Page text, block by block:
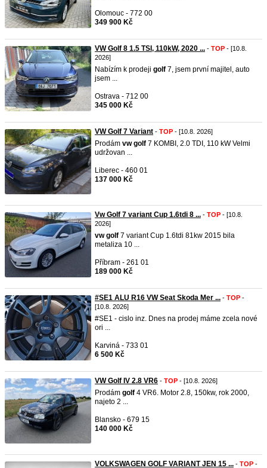
Olomouc - 772 00
349 900 Kč
VW Golf 8 1.5 TSI, 110kW, 2020 ... - TOP - [10.8.
2026]
Nabízím k prodeji golf 7, jsem první majitel, auto
jsem ...
Ostrava - 712 00
345 000 Kč
VW Golf 7 Variant - TOP - [10.8. 2026]
Prodám vw golf 7 KOMBI, 2.0 TDI, 110 kW Velmi
udržovan ...
Liberec - 460 01
137 000 Kč
Vw Golf 7 variant Cup 1.6tdi 8 ... - TOP - [10.8.
2026]
vw golf 7 variant Cup 1.6tdi 81kw 2015 bila
metaliza 10 ...
Příbram - 261 01
189 000 Kč
#SE1 ALU R16 VW Seat Skoda Mer ... - TOP -
[10.8. 2026]
#SE1 - cislo inz. Dnes na prodej máme zcela nové
ori ...
Karviná - 733 01
6 500 Kč
VW Golf IV 2.8 VR6 - TOP - [10.8. 2026]
Prodám golf 4 VR6. Motor 2.8, 150kw, rok 2000,
najeto 2 ...
Blansko - 679 15
140 000 Kč
VOLKSWAGEN GOLF VARIANT JEN 15 ... - TOP -